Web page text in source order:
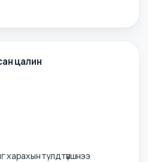
тулд түвшнээ дээшлүүлнэ үү
цалин